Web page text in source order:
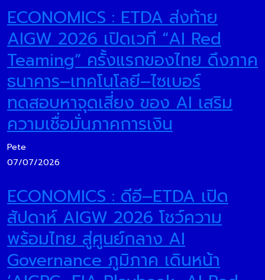
ECONOMICS : ETDA ส่งท้าย
AIGW 2026 เปิดเวที “AI Red
Teaming” ครั้งแรกของไทย ดึงภาค
ธนาคาร–เทคโนโลยี–ไซเบอร์
ทดสอบหาจุดเสี่ยง ของ AI เสริม
ความเชื่อมั่นภาคการเงิน
Pete
07/07/2026
ECONOMICS : ดีอี–ETDA เปิด
สัปดาห์ AIGW 2026 โชว์ความ
พร้อมไทย สู่ศูนย์กลาง AI
Governance ภูมิภาค เดินหน้า